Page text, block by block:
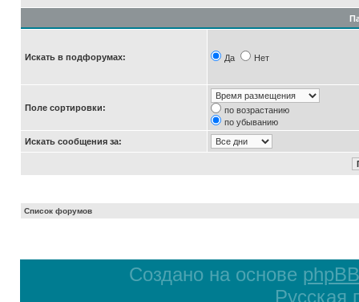
Искать в подфорумах: Да Нет
Поле сортировки:
по возрастанию
по убыванию
Искать сообщения за:
Список форумов
Создано на основе phpBB
Русская